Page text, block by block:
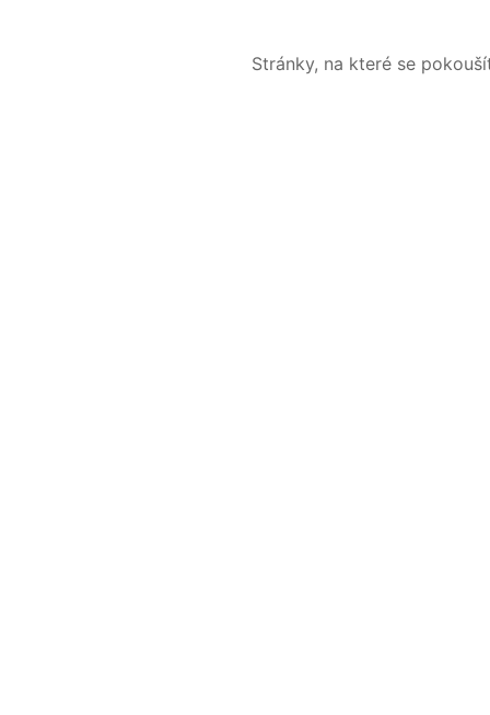
Stránky, na které se